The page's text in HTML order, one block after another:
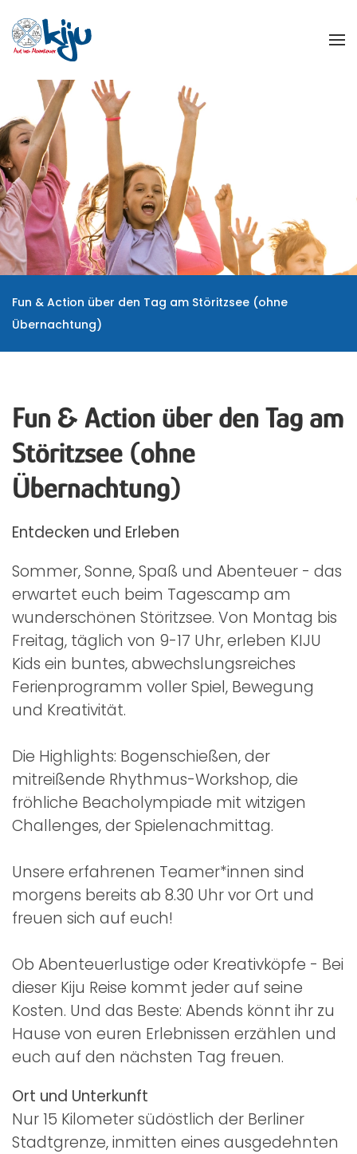
Zum Hauptinhalt springen
Fun & Action über den Tag am Störitzsee (ohne
Übernachtung)
Fun & Action über den Tag am
Störitzsee (ohne
Übernachtung)
Entdecken und Erleben
Sommer, Sonne, Spaß und Abenteuer - das
erwartet euch beim Tagescamp am
wunderschönen Störitzsee. Von Montag bis
Freitag, täglich von 9-17 Uhr, erleben KIJU
Kids ein buntes, abwechslungsreiches
Ferienprogramm voller Spiel, Bewegung
und Kreativität.
Die Highlights: Bogenschießen, der
mitreißende Rhythmus-Workshop, die
fröhliche Beacholympiade mit witzigen
Challenges, der Spielenachmittag.
Unsere erfahrenen Teamer*innen sind
morgens bereits ab 8.30 Uhr vor Ort und
freuen sich auf euch!
Ob Abenteuerlustige oder Kreativköpfe - Bei
dieser Kiju Reise kommt jeder auf seine
Kosten. Und das Beste: Abends könnt ihr zu
Hause von euren Erlebnissen erzählen und
euch auf den nächsten Tag freuen.
Ort und Unterkunft
Nur 15 Kilometer südöstlich der Berliner
Stadtgrenze, inmitten eines ausgedehnten